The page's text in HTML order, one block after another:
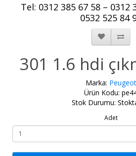
Tel: 0312 385 67 58 –
0532 525 84
301 1.6 hdi
Marka: Peugeot
Ürün Kodu:
Stok Durumu:
Adet